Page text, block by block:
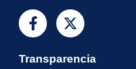
Transparencia